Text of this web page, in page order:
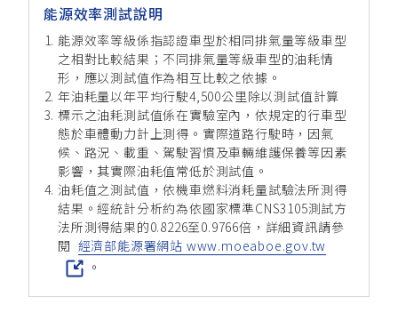
能源效率測試說明
能源效率等級係指認證車型於相同排氣量等級車型
之相對比較結果；不同排氣量等級車型的油耗情
形，應以測試值作為相互比較之依據。
年油耗量以年平均行駛4,500公里除以測試值計算
標示之油耗測試值係在實驗室內，依規定的行車型
態於車體動力計上測得。實際道路行駛時，因氣
候、路況、載重、駕駛習慣及車輛維護保養等因素
影響，其實際油耗值常低於測試值。
油耗值之測試值，依機車燃料消耗量試驗法所測得
結果。經統計分析約為依國家標準CNS3105測試方
法所測得結果的0.8226至0.9766倍，詳細資訊請參
閱 經濟部能源署網站 www.moeaboe.gov.tw
。